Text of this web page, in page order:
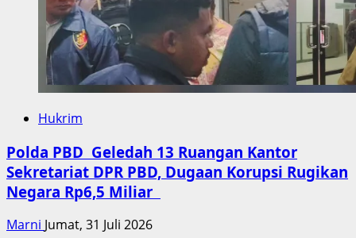
Hukrim
Polda PBD Geledah 13 Ruangan Kantor
Sekretariat DPR PBD, Dugaan Korupsi Rugikan
Negara Rp6,5 Miliar
Marni Jumat, 31 Juli 2026